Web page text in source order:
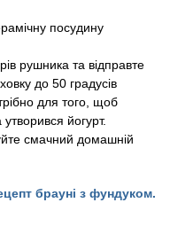
посудину
рушника та відправте
до 50 градусів
для того, щоб
йогурт.
смачний домашній
брауні з фундуком.